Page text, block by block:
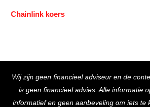
Chainlink koers
To
Top
Wij zijn geen financieel adviseur en de
is geen financieel advies. Alle informatie
informatief en geen aanbeveling om iets te